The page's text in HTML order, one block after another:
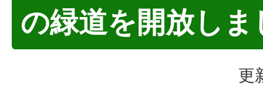
の緑道を開放しま
更